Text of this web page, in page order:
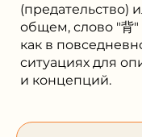
(предательство)
общем, слово "背
как в
ситуациях для
и концепций.